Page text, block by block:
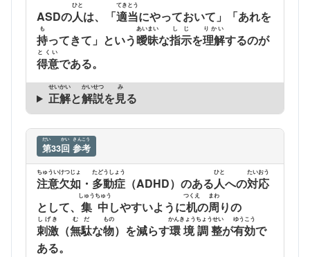
ASDの人
ひと
は、「適当
てきとう
にやっておいて」「あれを
持
も
ってきて」という曖昧
あいまい
な指示
しじ
を理解
りかい
するのが
得意
とくい
である。
正解
せいかい
と解説
かいせつ
を見
み
る
第
だい
33回
かい
参考
さんこう
注意欠如
ちゅういけつじょ
・ 多動症
たどうしょう
（ADHD）のある人
ひと
への対応
たいおう
として、 集中
しゅうちゅう
しやすいように机
つくえ
の周
まわ
りの
刺激
しげき
（無駄
むだ
な物
もの
）を減らす環境調整
かんきょうちょうせい
が有効
ゆうこう
で
ある。